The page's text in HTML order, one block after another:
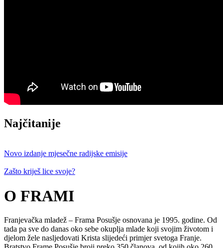
Najčitanije
Novo izdanje mjesečne radijske emisije
Zašto kriješ lice svoje?
O FRAMI
Franjevačka mladež – Frama Posušje osnovana je 1995. godine. Od
tada pa sve do danas oko sebe okuplja mlade koji svojim životom i
djelom žele nasljedovati Krista slijedeći primjer svetoga Franje.